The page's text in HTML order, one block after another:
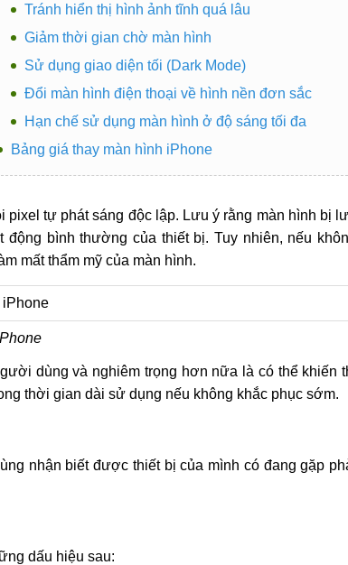
Tránh hiển thị hình ảnh tĩnh quá lâu
Giảm thời gian chờ màn hình
Sử dụng giao diện tối (Dark Mode)
Đổi màn hình điện thoại về hình nền đơn sắc
Hạn chế sử dụng màn hình ở độ sáng tối đa
Bảng giá thay màn hình iPhone
pixel tự phát sáng độc lập. Lưu ý rằng màn hình bị
bình thường của thiết bị. Tuy nhiên, nếu
mất thẩm mỹ của màn hình.
dùng và nghiêm trọng hơn nữa là có thể khiến
thời gian dài sử dụng nếu không khắc phục sớm.
nhận biết được thiết bị của mình có đang gặp
dấu hiệu sau: